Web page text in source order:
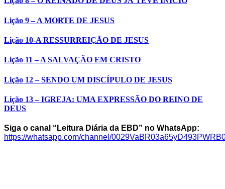
Lição 9 – A MORTE DE JESUS
Lição 10-A RESSURREIÇÃO DE JESUS
Lição 11 – A SALVAÇÃO EM CRISTO
Lição 12 – SENDO UM DISCÍPULO DE JESUS
Lição 13 – IGREJA: UMA EXPRESSÃO DO REINO DE
DEUS
Siga o canal “Leitura Diária da EBD” no WhatsApp:
https://whatsapp.com/channel/